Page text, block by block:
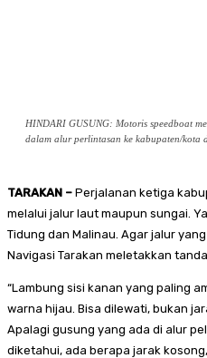
HINDARI GUSUNG: Motoris speedboat
dalam alur perlintasan ke kabupaten/kota
TARAKAN – Perjalanan ketiga
melalui jalur laut maupun sungai.
Tidung dan Malinau. Agar jalur
Navigasi Tarakan meletakkan
“Lambung sisi kanan yang paling
warna hijau. Bisa dilewati, bukan
Apalagi gusung yang ada di alur
diketahui, ada berapa jarak